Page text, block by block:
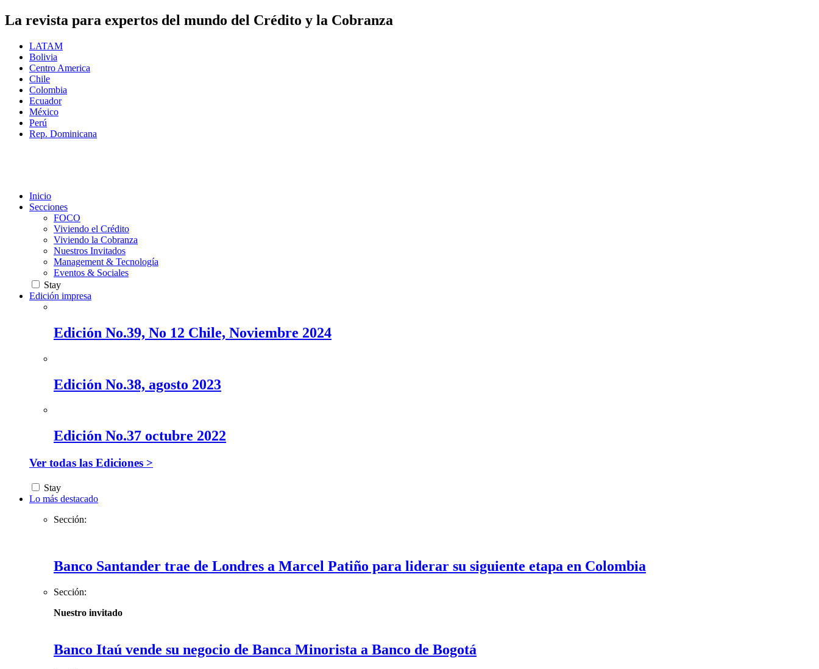
La revista para expertos del mundo del Crédito y la Cobranza
LATAM
Bolivia
Centro America
Chile
Colombia
Ecuador
México
Perú
Rep. Dominicana
Inicio
Secciones
FOCO
Viviendo el Crédito
Viviendo la Cobranza
Nuestros Invitados
Management & Tecnología
Eventos & Sociales
Stay
Edición impresa
Edición No.39, No 12 Chile, Noviembre 2024
Edición No.38, agosto 2023
Edición No.37 octubre 2022
Ver todas las Ediciones >
Stay
Lo más destacado
Sección:
Banco Santander trae de Londres a Marcel Patiño para liderar su siguiente etapa en Colombia
Sección:
Nuestro invitado
Banco Itaú vende su negocio de Banca Minorista a Banco de Bogotá